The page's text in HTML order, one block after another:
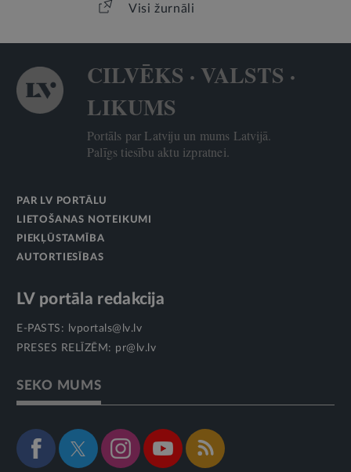
Visi žurnāli
CILVĒKS · VALSTS ·
LIKUMS
Portāls par Latviju un mums Latvijā.
Palīgs tiesību aktu izpratnei.
PAR LV PORTĀLU
LIETOŠANAS NOTEIKUMI
PIEKĻŪSTAMĪBA
AUTORTIESĪBAS
LV portāla redakcija
E-PASTS:
lvportals@lv.lv
PRESES RELĪZĒM: pr@lv.lv
SEKO MUMS